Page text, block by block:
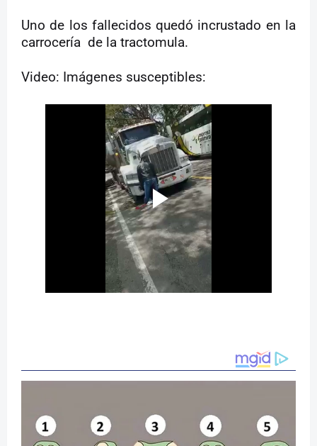
Uno de los fallecidos quedó incrustado en la
carrocería de la tractomula.
Video: Imágenes susceptibles: